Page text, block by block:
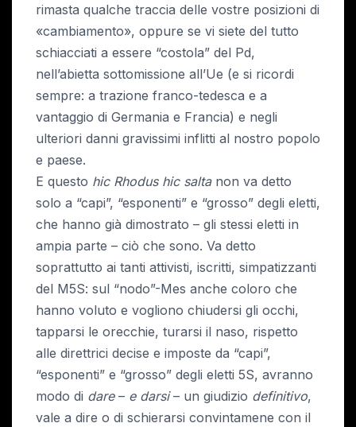
rimasta qualche traccia delle vostre posizioni di
«cambiamento», oppure se vi siete del tutto
schiacciati a essere “costola” del Pd,
nell’abietta sottomissione all’Ue (e si ricordi
sempre: a trazione franco-tedesca e a
vantaggio di Germania e Francia) e negli
ulteriori danni gravissimi inflitti al nostro popolo
e paese.
E questo hic Rhodus hic saltanon va detto
solo a “capi”, “esponenti” e “grosso” degli eletti,
che hanno già dimostrato – gli stessi eletti in
ampia parte – ciò che sono. Va detto
soprattutto ai tanti attivisti, iscritti, simpatizzanti
del M5S: sul “nodo”-Mes anche coloro che
hanno voluto e vogliono chiudersi gli occhi,
tapparsi le orecchie, turarsi il naso, rispetto
alle direttrici decise e imposte da “capi”,
“esponenti” e “grosso” degli eletti 5S, avranno
modo di dare– e darsi– un giudizio definitivo,
vale a dire o di schierarsi convintamene con il